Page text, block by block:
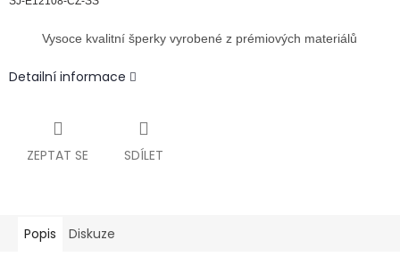
Vysoce kvalitní šperky vyrobené z prémiových materiálů
Detailní informace
ZEPTAT SE SDÍLET
Popis Diskuze